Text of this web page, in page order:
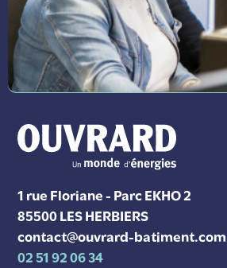
1 rue Floriane - Parc EKHO 2
85500 LES HERBIERS
contact@ouvrard-batiment.com
02 51 92 06 34